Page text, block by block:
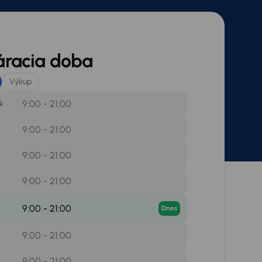
doba
Výkup
9:00 - 21:00
9:00 - 21:00
9:00 - 21:00
9:00 - 21:00
9:00 - 21:00 Dnes
9:00 - 21:00